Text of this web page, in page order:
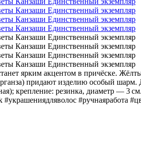
ярким акцентом в причёске.
придают изделию особый шарм.
крепление: резинка, диаметр — 3
#ручнаяработа